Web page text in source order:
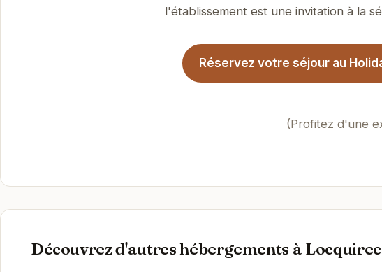
l'établissement est une invitation à la
Réservez votre séjour au
(Profitez d'une
Découvrez d'autres hébergements à Locquirec